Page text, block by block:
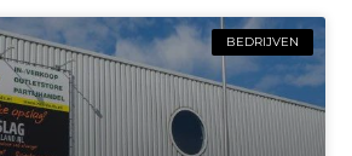
BEDRIJVEN